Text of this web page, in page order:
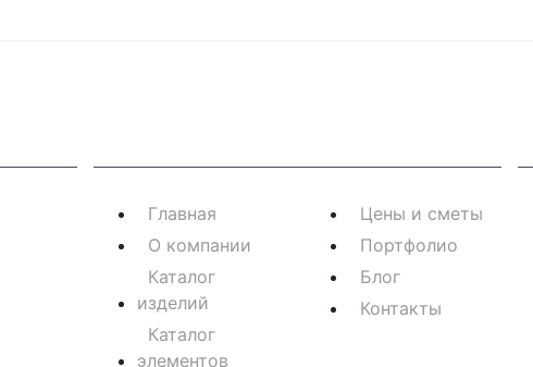
Главная
О компании
Каталог
изделий
Каталог
элементов
Цены и сметы
Портфолио
Блог
Контакты